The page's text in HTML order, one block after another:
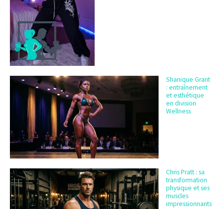
Shanique Grant
: entraînement
et esthétique
en division
Wellness
Chris Pratt : sa
transformation
physique et ses
muscles
impressionnants